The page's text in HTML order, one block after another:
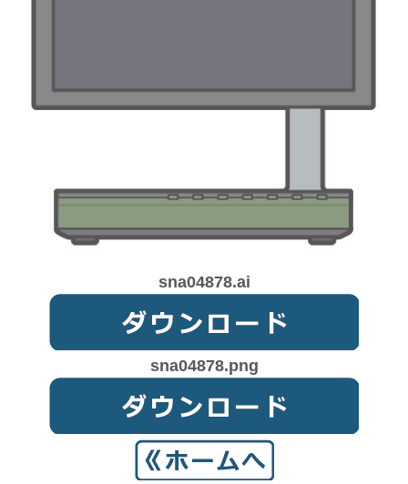
sna04878.ai
sna04878.png